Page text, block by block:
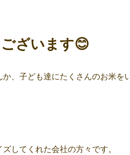
ざいます😊
、子ども達にたくさんのお米を
してくれた会社の方々です。